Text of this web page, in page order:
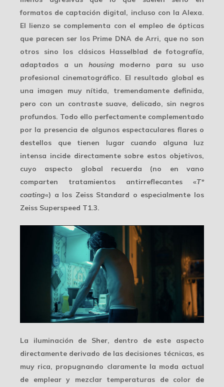
formatos de captación digital, incluso con la Alexa.
El lienzo se complementa con el empleo de ópticas
que parecen ser los Prime DNA de Arri, que no son
otros sino los clásicos Hasselblad de fotografía,
adaptados a un housingmoderno para su uso
profesional cinematográfico. El resultado global es
una imagen muy nítida, tremendamente definida,
pero con un contraste suave, delicado, sin negros
profundos. Todo ello perfectamente complementado
por la presencia de algunos espectaculares flares o
destellos que tienen lugar cuando alguna luz
intensa incide directamente sobre estos objetivos,
cuyo aspecto global recuerda (no en vano
comparten tratamientos antirreflecantes «T*
coating«) a los Zeiss Standard o especialmente los
Zeiss Superspeed T1.3.
La iluminación de Sher, dentro de este aspecto
directamente derivado de las decisiones técnicas, es
muy rica, propugnando claramente la moda actual
de emplear y mezclar temperaturas de color de